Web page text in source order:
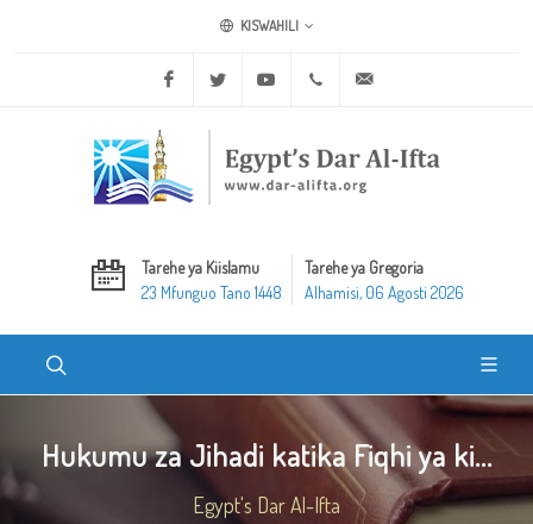
KISWAHILI
Facebook Twitter Youtube +20 2 25970400
Tarehe ya Kiislamu
23 Mfunguo Tano 1448
Tarehe ya Gregoria
Alhamisi, 06 Agosti 2026
Hukumu za Jihadi katika Fiqhi ya ki...
Egypt's Dar Al-Ifta